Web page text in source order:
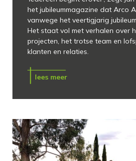
het jubileummagazine dat Arco
vanwege het veertigjarig
Het staat vol met verhalen over
projecten, het trotse team en
klanten en relaties.
lees meer